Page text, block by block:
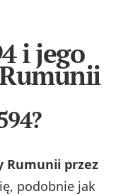
i jego
Rumunii przez
podobnie jak